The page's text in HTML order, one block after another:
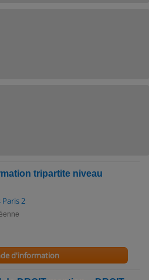
tripartite niveau
2
d'information